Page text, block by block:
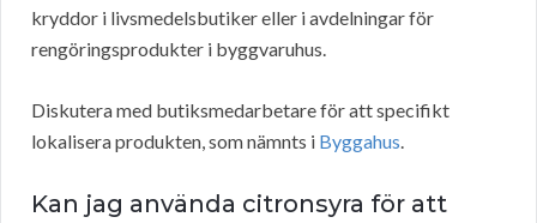
kryddor i livsmedelsbutiker eller i avdelningar för
rengöringsprodukter i byggvaruhus.
Diskutera med butiksmedarbetare för att specifikt
lokalisera produkten, som nämnts i Byggahus.
Kan jag använda citronsyra för att